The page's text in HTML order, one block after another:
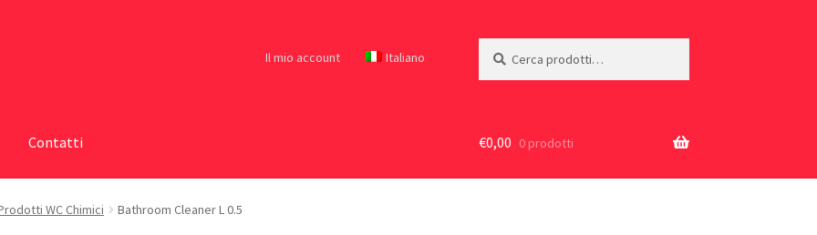
Il mio account Italiano
Contatti €0,00 0 prodotti
WC Chimici Bathroom Cleaner L 0.5